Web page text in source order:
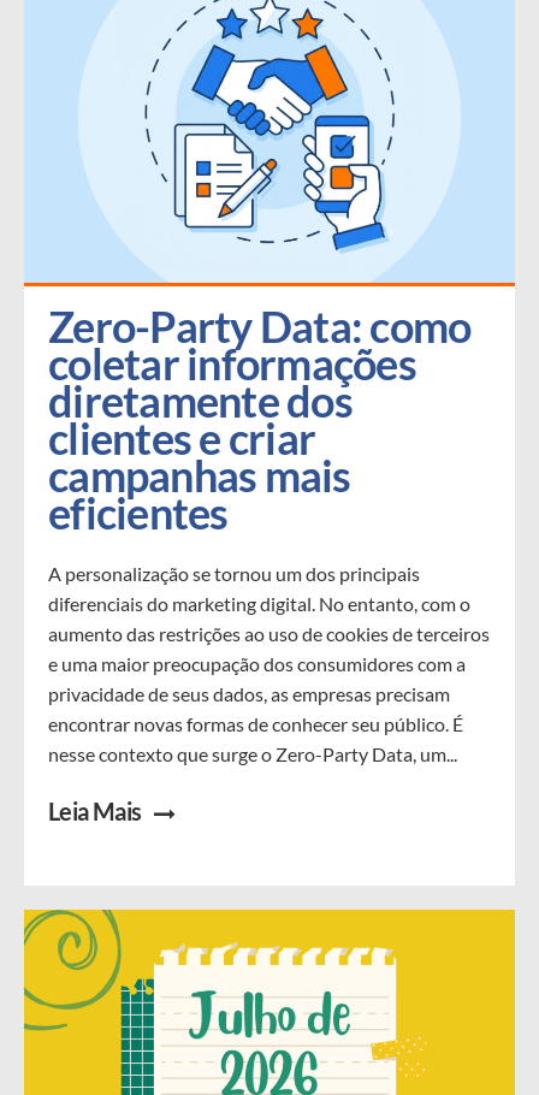
Zero-Party Data: como
coletar informações
diretamente dos
clientes e criar
campanhas mais
eficientes
A personalização se tornou um dos principais
diferenciais do marketing digital. No entanto, com o
aumento das restrições ao uso de cookies de terceiros
e uma maior preocupação dos consumidores com a
privacidade de seus dados, as empresas precisam
encontrar novas formas de conhecer seu público. É
nesse contexto que surge o Zero-Party Data, um...
Leia Mais